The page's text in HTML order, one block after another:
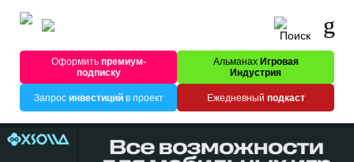
Оформитьпремиум-
подписку
Альманах Игровая
Индустрия
Запрос инвестицийв проект Ежедневный подкаст